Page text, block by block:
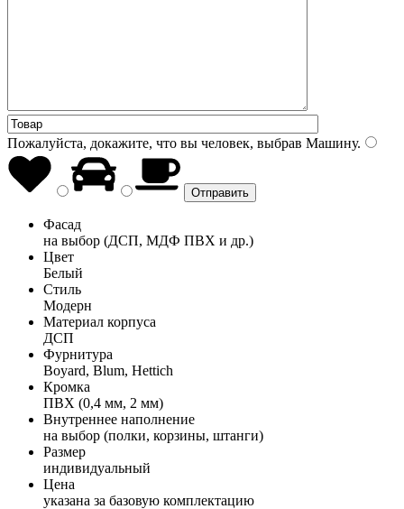
Пожалуйста, докажите, что вы человек, выбрав Машину.
Фасад
на выбор (ДСП, МДФ ПВХ и др.)
Цвет
Белый
Стиль
Модерн
Материал корпуса
ДСП
Фурнитура
Boyard, Blum, Hettich
Кромка
ПВХ (0,4 мм, 2 мм)
Внутреннее наполнение
на выбор (полки, корзины, штанги)
Размер
индивидуальный
Цена
указана за базовую комплектацию